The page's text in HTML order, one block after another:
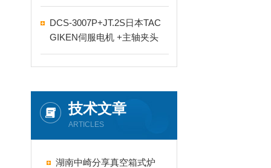
DCS-3007P+JT.2S日本TAC
GIKEN伺服电机 +主轴夹头
技术文章
ARTICLES
湖南中崎分享真空箱式炉